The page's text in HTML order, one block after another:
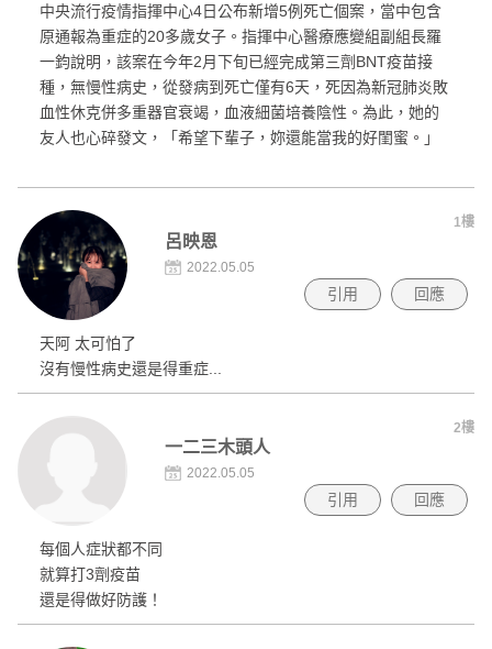
中央流行疫情指揮中心4日公布新增5例死亡個案，當中包含
原通報為重症的20多歲女子。指揮中心醫療應變組副組長羅
一鈞說明，該案在今年2月下旬已經完成第三劑BNT疫苗接
種，無慢性病史，從發病到死亡僅有6天，死因為新冠肺炎敗
血性休克併多重器官衰竭，血液細菌培養陰性。為此，她的
友人也心碎發文，「希望下輩子，妳還能當我的好閨蜜。」
1樓
呂映恩
2022.05.05
引用 回應
天阿 太可怕了
沒有慢性病史還是得重症...
2樓
一二三木頭人
2022.05.05
引用 回應
每個人症狀都不同
就算打3劑疫苗
還是得做好防護！